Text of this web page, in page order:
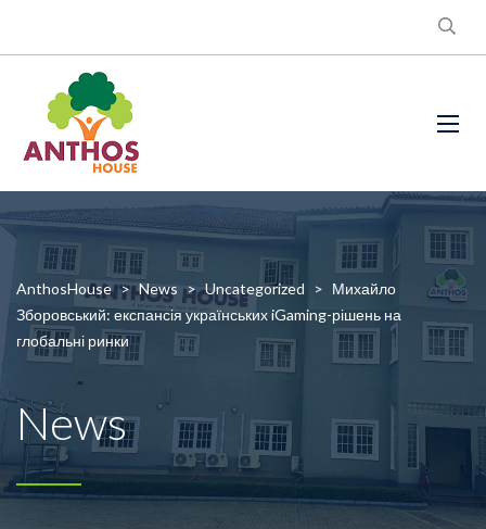
AnthosHouse > News > Uncategorized > Михайло
Зборовський: експансія українських iGaming-рішень на
глобальні ринки
News